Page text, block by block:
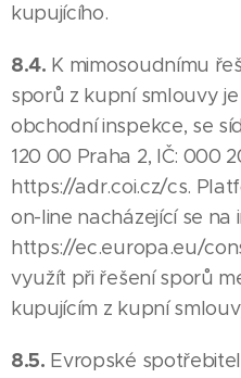
kupujícího.
8.4. K mimosoudnímu
sporů z kupní smlouvy
obchodní inspekce, se
120 00 Praha 2, IČ: 000
https://adr.coi.cz/cs.
on-line nacházející se
https://ec.europa.eu/
využít při řešení sporů
kupujícím z kupní
8.5. Evropské